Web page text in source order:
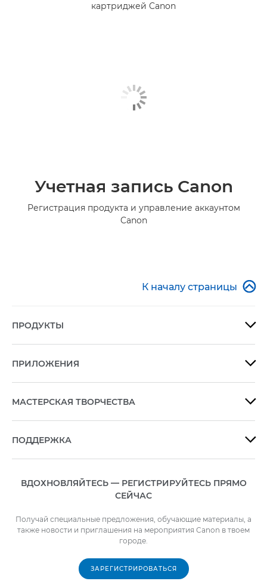
картриджей Canon
Учетная запись Canon
Регистрация продукта и управление аккаунтом
Canon
К началу страницы 
ПРОДУКТЫ 
ПРИЛОЖЕНИЯ 
МАСТЕРСКАЯ ТВОРЧЕСТВА 
ПОДДЕРЖКА 
ВДОХНОВЛЯЙТЕСЬ — РЕГИСТРИРУЙТЕСЬ ПРЯМО
СЕЙЧАС
Получай специальные предложения, обучающие материалы, а
также новости и приглашения на мероприятия Canon в твоем
городе.
ЗАРЕГИСТРИРОВАТЬСЯ